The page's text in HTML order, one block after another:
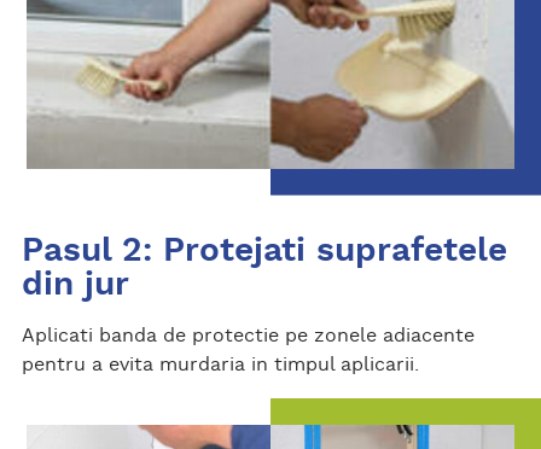
Pasul 2: Protejati suprafetele
din jur
Aplicati banda de protectie pe zonele adiacente
pentru a evita murdaria in timpul aplicarii.